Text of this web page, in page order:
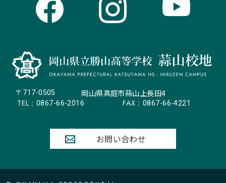
〒717-0505 岡山県真庭市蒜山上長田4
TEL： 0867-66-2016 FAX： 0867-66-4221
お問い合わせ